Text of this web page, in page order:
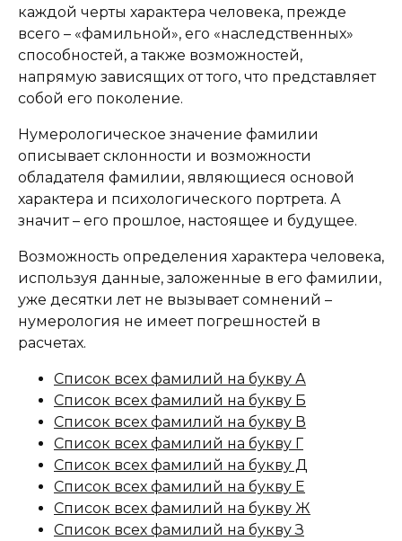
каждой черты характера человека, прежде
всего – «фамильной», его «наследственных»
способностей, а также возможностей,
напрямую зависящих от того, что представляет
собой его поколение.
Нумерологическое значение фамилии
описывает склонности и возможности
обладателя фамилии, являющиеся основой
характера и психологического портрета. А
значит – его прошлое, настоящее и будущее.
Возможность определения характера человека,
используя данные, заложенные в его фамилии,
уже десятки лет не вызывает сомнений –
нумерология не имеет погрешностей в
расчетах.
Список всех фамилий на букву А
Список всех фамилий на букву Б
Список всех фамилий на букву В
Список всех фамилий на букву Г
Список всех фамилий на букву Д
Список всех фамилий на букву Е
Список всех фамилий на букву Ж
Список всех фамилий на букву З